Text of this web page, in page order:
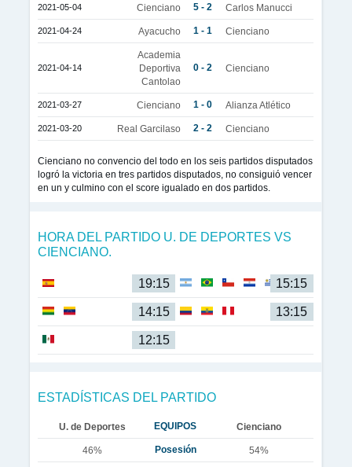
2021-05-04 Cienciano 5 - 2 Carlos Manucci
2021-04-24 Ayacucho 1 - 1 Cienciano
2021-04-14
Academia
Deportiva
Cantolao
0 - 2 Cienciano
2021-03-27 Cienciano 1 - 0 Alianza Atlético
2021-03-20 Real Garcilaso 2 - 2 Cienciano
Cienciano no convencio del todo en los seis partidos disputados
logró la victoria en tres partidos disputados, no consiguió vencer
en un y culmino con el score igualado en dos partidos.
HORA DEL PARTIDO U. DE DEPORTES VS
CIENCIANO.
19:15 15:15
14:15 13:15
12:15
ESTADÍSTICAS DEL PARTIDO
U. de Deportes EQUIPOS Cienciano
46% Posesión 54%